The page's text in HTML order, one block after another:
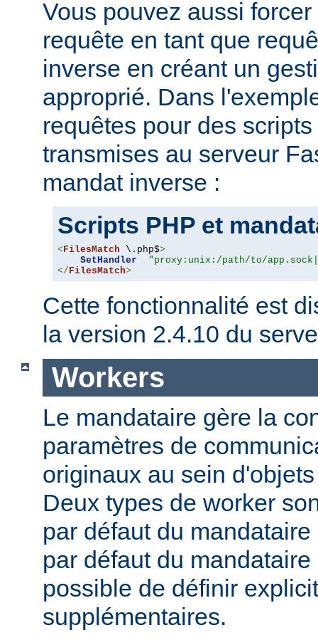
Vous pouvez aussi
requête en tant que
inverse en créant un
approprié. Dans
requêtes pour des
transmises au serveur
mandat inverse :
Scripts PHP et
<FilesMatch \.php$>
SetHandler
"proxy:unix:/path/to/
</FilesMatch>
Cette fonctionnalité est
la version 2.4.10 du
Workers
Le mandataire gère la
paramètres de
originaux au sein
Deux types de worker
par défaut du
par défaut du
possible de définir
supplémentaires.